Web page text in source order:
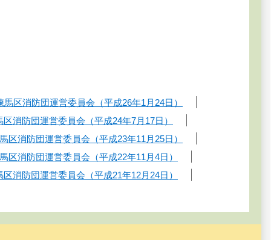
区消防団運営委員会（平成26年1月24日）
消防団運営委員会（平成24年7月17日）
区消防団運営委員会（平成23年11月25日）
区消防団運営委員会（平成22年11月4日）
消防団運営委員会（平成21年12月24日）